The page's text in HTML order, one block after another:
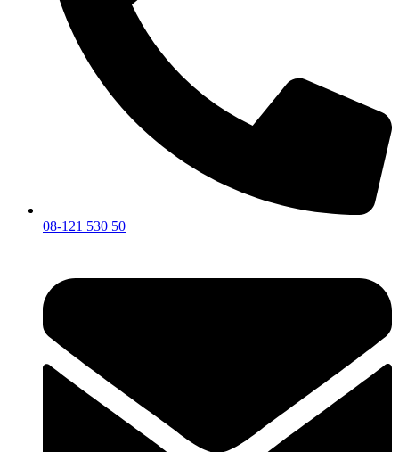
08-121 530 50